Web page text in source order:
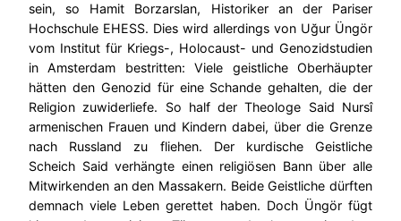
sein, so Hamit Borzarslan, Historiker an der Pariser
Hochschule EHESS. Dies wird allerdings von Uğur Üngör
vom Institut für Kriegs-, Holocaust- und Genozidstudien
in Amsterdam bestritten: Viele geistliche Oberhäupter
hätten den Genozid für eine Schande gehalten, die der
Religion zuwiderliefe. So half der Theologe Said Nursî
armenischen Frauen und Kindern dabei, über die Grenze
nach Russland zu fliehen. Der kurdische Geistliche
Scheich Said verhängte einen religiösen Bann über alle
Mitwirkenden an den Massakern. Beide Geistliche dürften
demnach viele Leben gerettet haben. Doch Üngör fügt